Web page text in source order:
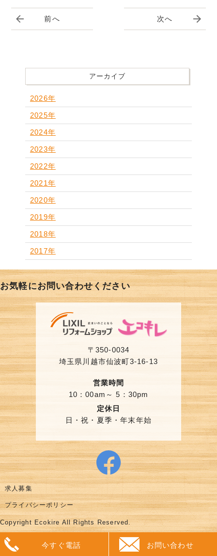
今すぐ電話 お問い合わせ
前へ 次へ
アーカイブ
2026年
2025年
2024年
2023年
2022年
2021年
2020年
2019年
2018年
2017年
お気軽にお問い合わせください
〒350-0034
埼玉県川越市仙波町3-16-13
営業時間
10：00am～ 5：30pm
定休日
日・祝・夏季・年末年始
求人募集
プライバシーポリシー
Copyright Ecokire All Rights Reserved.